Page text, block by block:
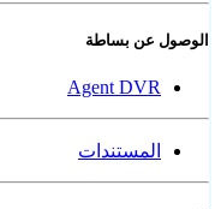
الوصول عن بساطة
Agent DVR
المستندات